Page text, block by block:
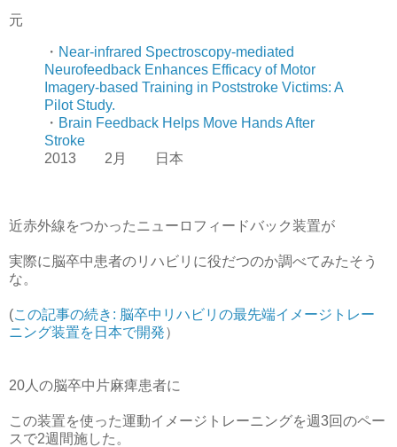
元
・ Near-infrared Spectroscopy-mediated
Neurofeedback Enhances Efficacy of Motor
Imagery-based Training in Poststroke Victims: A
Pilot Study.
・ Brain Feedback Helps Move Hands After
Stroke
2013 2月 日本
近赤外線をつかったニューロフィードバック装置が
実際に脳卒中患者のリハビリに役だつのか調べてみたそう
な。
(この記事の続き: 脳卒中リハビリの最先端イメージトレー
ニング装置を日本で開発）
20人の脳卒中片麻痺患者に
この装置を使った運動イメージトレーニングを週3回のペー
スで2週間施した。